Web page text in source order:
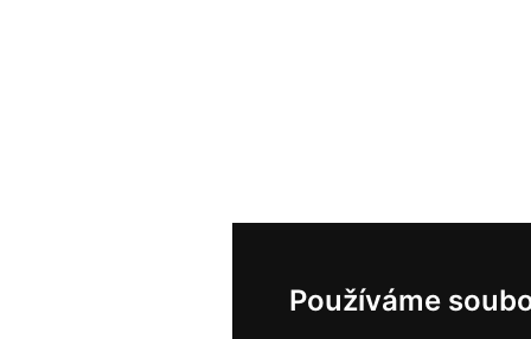
Používáme